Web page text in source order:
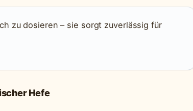
zu dosieren – sie sorgt zuverlässig für
Hefe